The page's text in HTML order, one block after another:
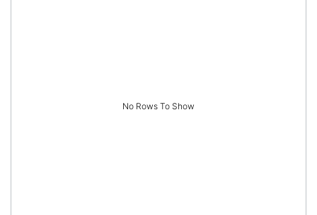
No Rows To Show